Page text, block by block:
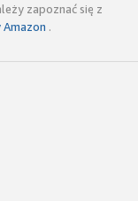
zapoznać się z
.